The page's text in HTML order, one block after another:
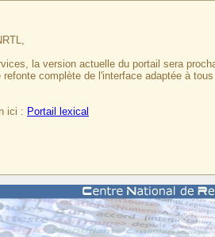
la version actuelle du portail sera
refonte complète de l'interface adaptée à
ici : Portail lexical